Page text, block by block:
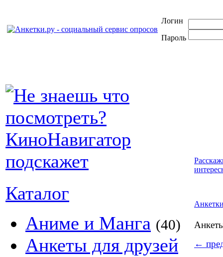
Логин
Пароль
Каталог
Аниме и Манга (40)
Анкеты для друзей
←